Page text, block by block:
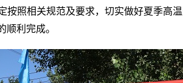
照相关规范及要求，切实做好夏季高
顺利完成。